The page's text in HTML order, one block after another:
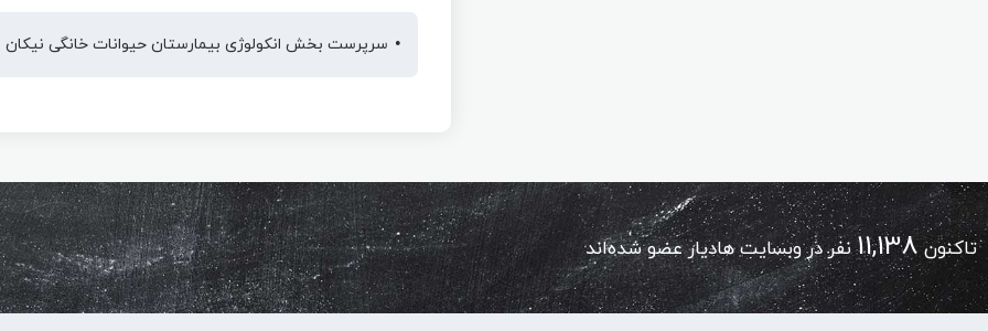
سرپرست بخش انکولوژی بیمارستان حیوانات خانگی نیکان
تاکنون11,138نفر در وبسایت هادیار عضو شده‌اند